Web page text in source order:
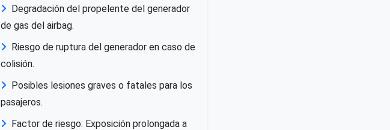
Degradación del propelente del generador
de gas del airbag.
Riesgo de ruptura del generador en caso de
colisión.
Posibles lesiones graves o fatales para los
pasajeros.
Factor de riesgo: Exposición prolongada a